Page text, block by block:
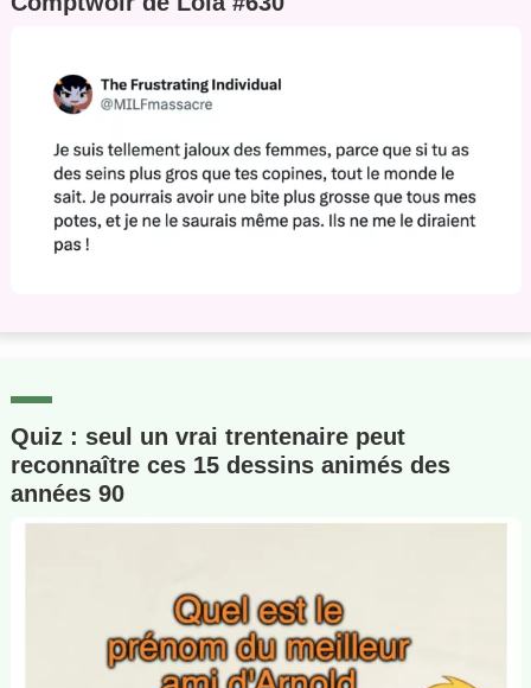
Quiz : seul un vrai trentenaire peut
reconnaître ces 15 dessins animés des
années 90